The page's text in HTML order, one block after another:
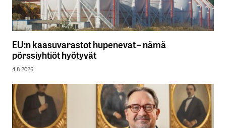
EU:n kaasuvarastot hupenevat – nämä
pörssiyhtiöt hyötyvät
4.8.2026